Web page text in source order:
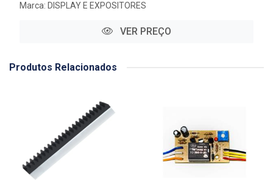
Marca: DISPLAY E EXPOSITORES
VER PREÇO
Produtos Relacionados